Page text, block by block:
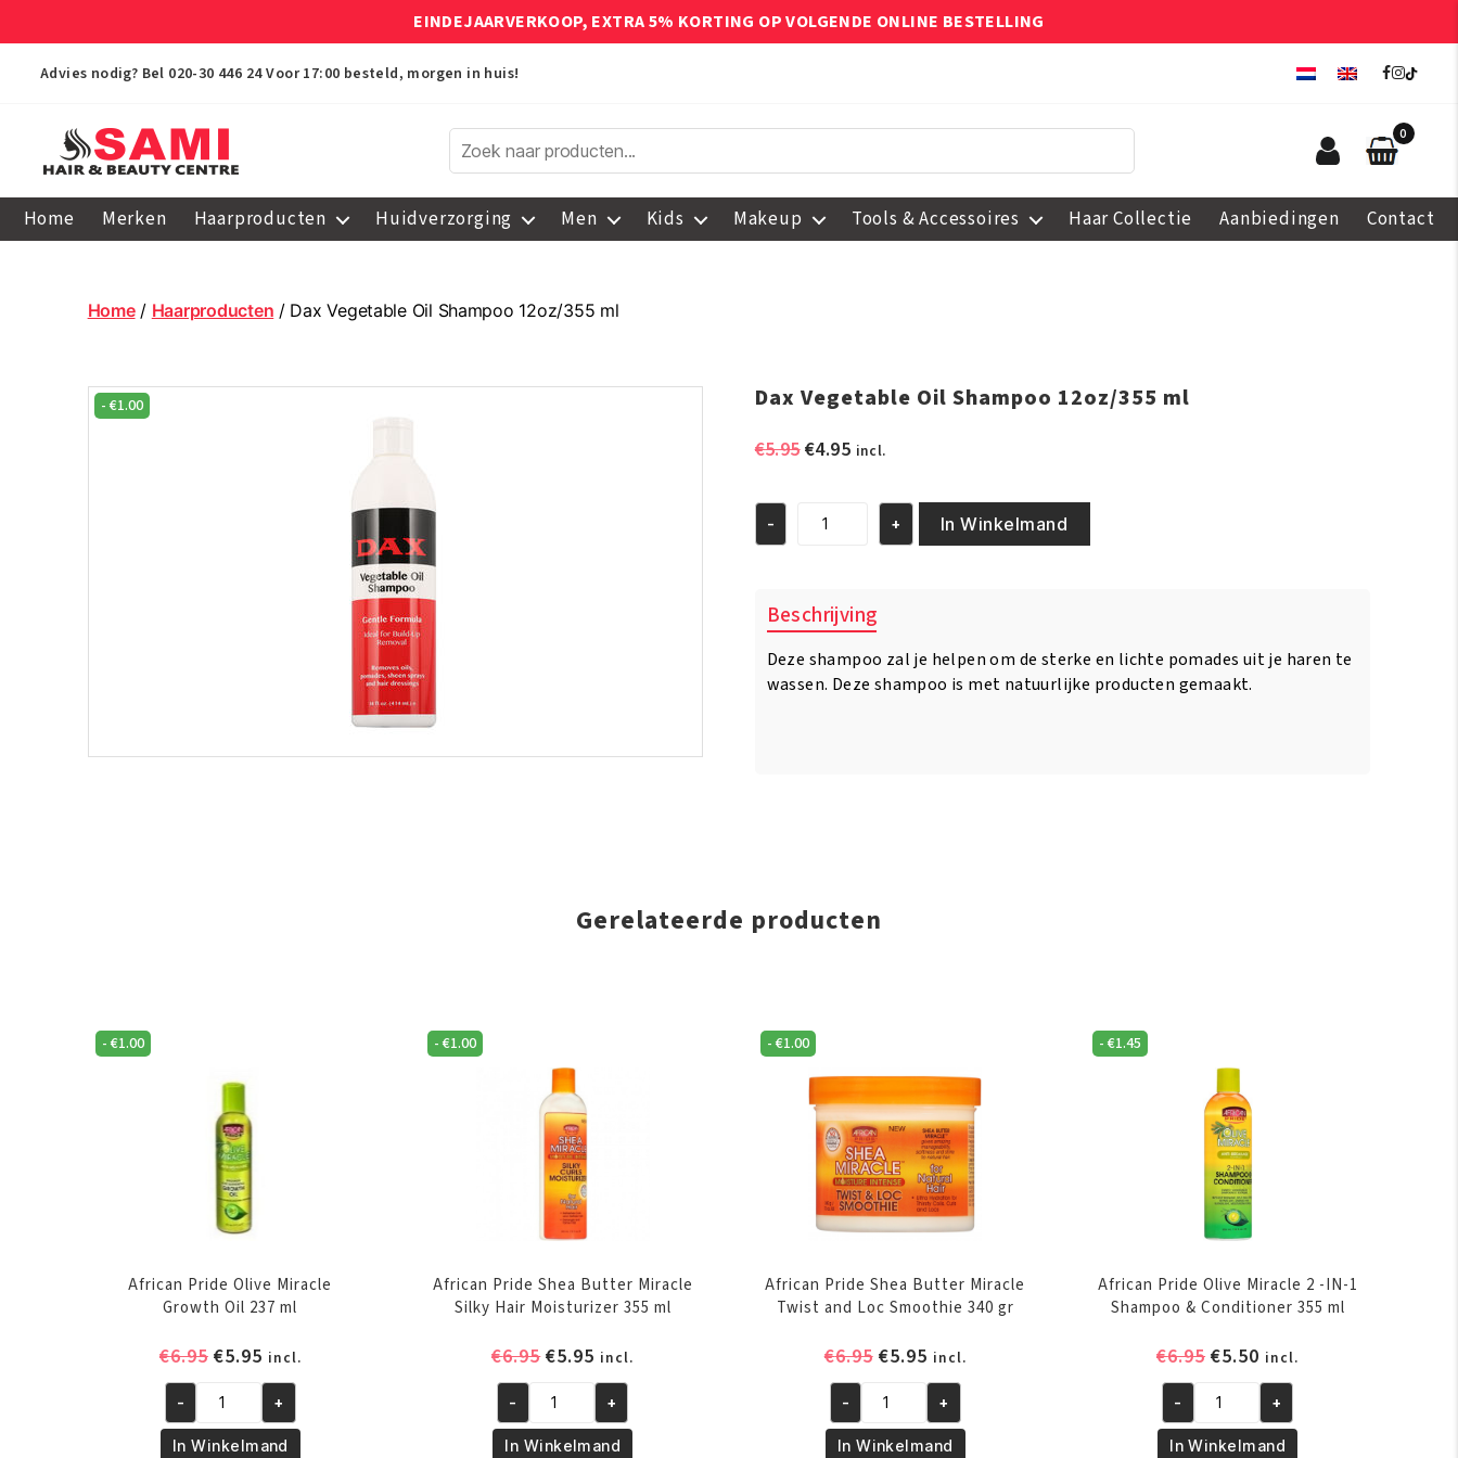
EINDEJAARVERKOOP, EXTRA 5% KORTING OP VOLGENDE ONLINE BESTELLING
Advies nodig? Bel 020-30 446 24 Voor 17:00 besteld, morgen in huis!
Hair
Centre
0
Home Merken Haarproducten Huidverzorging Men Kids Makeup Tools & Accessoires Haar Collectie Aanbiedingen Contact
Home/ Haarproducten / Dax Vegetable Oil Shampoo 12oz/355 ml
- €1.00 Dax Vegetable Oil Shampoo 12oz/355 ml
€5.95Oorspronkelijke
€5.95.
€4.95Huidige
€4.95.
incl.
Dax
12oz/355
aantal
- + In Winkelmand
Beschrijving
Deze shampoo zal je helpen om de sterke en lichte pomades uit je haren te
wassen. Deze shampoo is met natuurlijke producten gemaakt.
Gerelateerde producten
- €1.00
African Pride Olive Miracle
Growth Oil 237 ml
€6.95 Oorspronkelijke
was:
€6.95.
€5.95Huidige
prijs
is:
€5.95.
incl.
African
Pride
- +
In Winkelmand
-€1.00
African Pride Shea Butter Miracle
Silky Hair Moisturizer 355 ml
€6.95Oorspronkelijke
was:
€6.95.
€5.95 Huidige
prijs
is:
€5.95.
incl.
African
Pride
- +
In Winkelmand
- €1.00
African Pride Shea Butter Miracle
Twist and Loc Smoothie 340 gr
€6.95 Oorspronkelijke
was:
€6.95.
€5.95Huidige
prijs
is:
€5.95.
incl.
African
Pride
- +
In Winkelmand
-€1.45
African Pride Olive Miracle 2 -IN-1
Shampoo & Conditioner 355 ml
€6.95 Oorspronkelijke
was:
€6.95.
€5.50 Huidige
prijs
is:
€5.50.
incl.
African
Pride
- +
In Winkelmand